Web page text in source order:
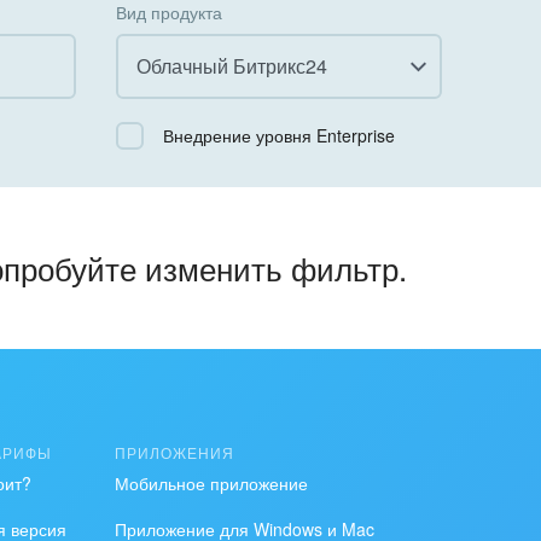
Вид продукта
Облачный Битрикс24
ВсеВнедрение уровня Enterprise
изменить фильтр.
версия
ПРИЛОЖЕНИЯ
Мобильное приложение
Приложение для Windows и Mac